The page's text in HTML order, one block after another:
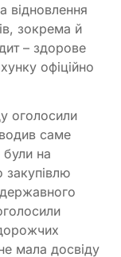
відновлення
зокрема й
– здорове
офіційно
оголосили
саме
на
закупівлю
мала досвіду